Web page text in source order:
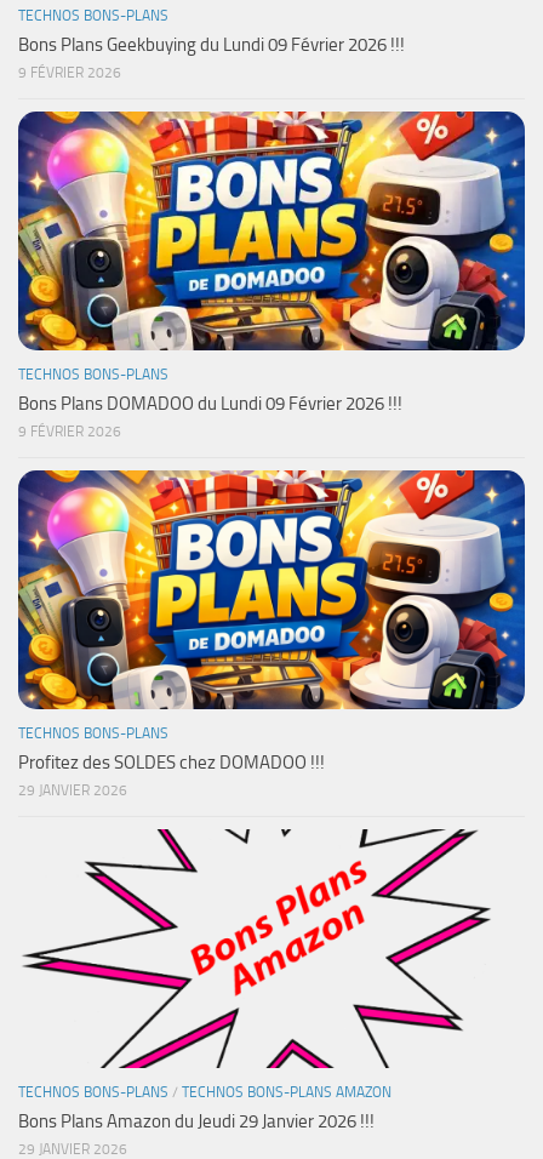
TECHNOS BONS-PLANS
Bons Plans Geekbuying du Lundi 09 Février 2026 !!!
9 FÉVRIER 2026
TECHNOS BONS-PLANS
Bons Plans DOMADOO du Lundi 09 Février 2026 !!!
9 FÉVRIER 2026
TECHNOS BONS-PLANS
Profitez des SOLDES chez DOMADOO !!!
29 JANVIER 2026
TECHNOS BONS-PLANS / TECHNOS BONS-PLANS AMAZON
Bons Plans Amazon du Jeudi 29 Janvier 2026 !!!
29 JANVIER 2026